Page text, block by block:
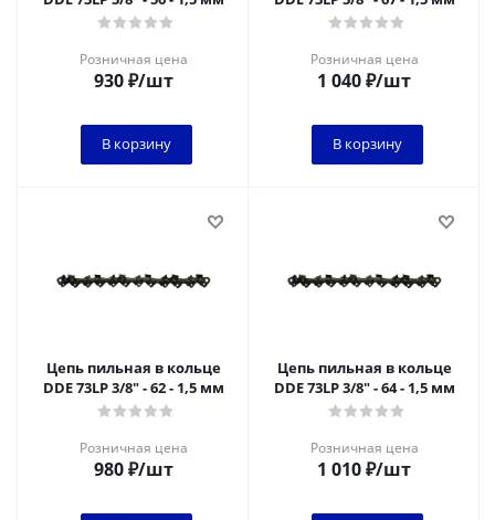
Розничная цена
930₽/шт
В корзину
Розничная цена
1 040₽/шт
В корзину
Цепь пильная в кольце
DDE 73LP 3/8" - 62 - 1,5 мм
Розничная цена
980₽/шт
Цепь пильная в кольце
DDE 73LP 3/8" - 64 - 1,5 мм
Розничная цена
1 010₽/шт